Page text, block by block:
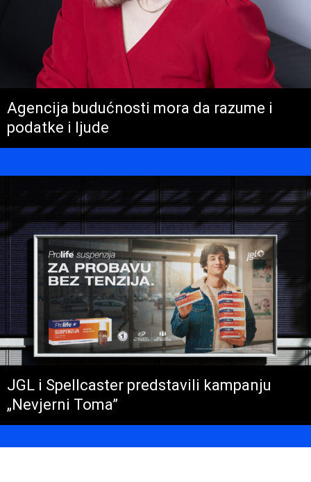
Agencija budućnosti mora da razume i
podatke i ljude
JGL i Spellcaster predstavili kampanju
„Nevjerni Toma”